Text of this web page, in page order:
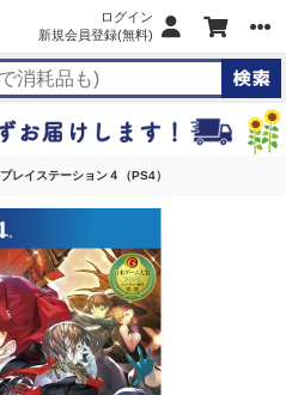
ログイン
新規会員登録(無料)
プレイステーション４（PS4）